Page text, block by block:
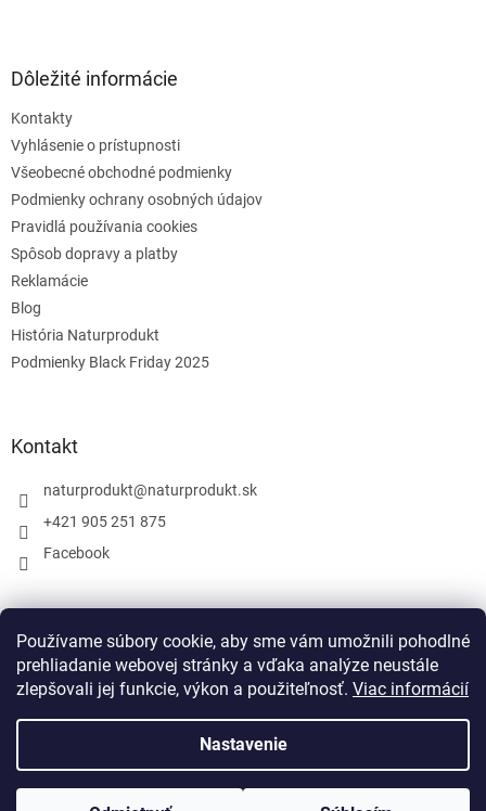
Používame súbory cookie, aby sme vám umožnili pohodlné
prehliadanie webovej stránky a vďaka analýze neustále
zlepšovali jej funkcie, výkon a použiteľnosť. Viac informácií
Nastavenie
Dôležité informácie
Kontakty
Vyhlásenie o prístupnosti
Všeobecné obchodné podmienky
Podmienky ochrany osobných údajov
Pravidlá používania cookies
Spôsob dopravy a platby
Reklamácie
Blog
História Naturprodukt
Podmienky Black Friday 2025
Kontakt
naturprodukt@naturprodukt.sk
+421 905 251 875
Facebook
Facebook
Vytvoril Shoptet